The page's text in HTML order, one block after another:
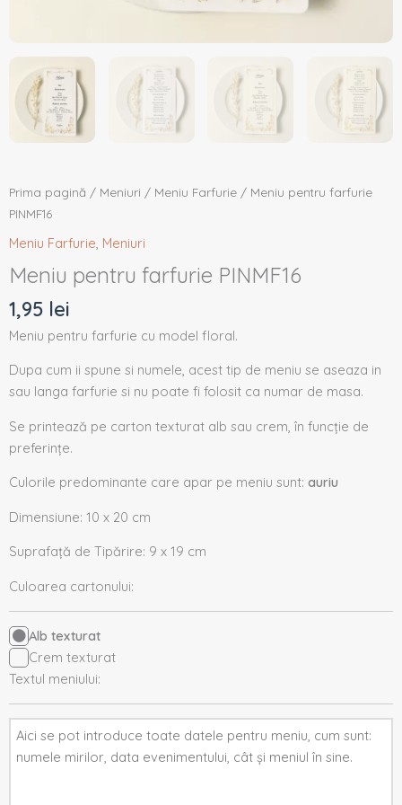
Prima pagină / Meniuri / Meniu Farfurie / Meniu pentru farfurie
PINMF16
Meniu Farfurie Meniuri
Meniu pentru farfurie PINMF16
1,95 lei
Meniu pentru farfurie cu model floral.
Dupa cum ii spune si numele, acest tip de meniu se aseaza in
sau langa farfurie si nu poate fi folosit ca numar de masa.
Se printează pe carton texturat alb sau crem, în funcție de
preferințe.
Culorile predominante care apar pe meniu sunt: auriu
Dimensiune: 10 x 20 cm
Suprafață de Tipărire: 9 x 19 cm
Culoarea cartonului:
Alb texturat
Crem texturat
Textul meniului: